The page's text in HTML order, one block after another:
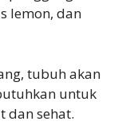
lemon, dan
tubuh akan
untuk
dan sehat.